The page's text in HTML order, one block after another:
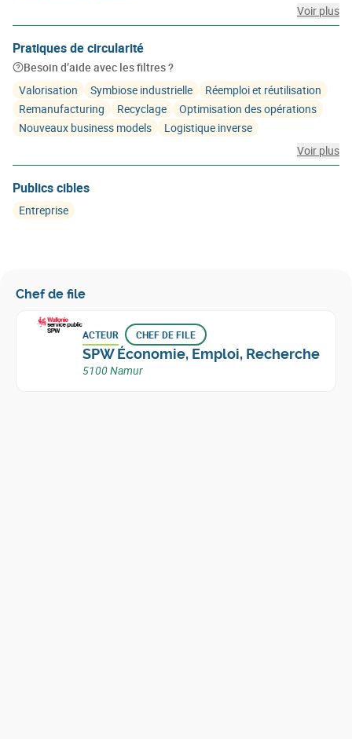
Voir plus
Pratiques de circularité
Besoin d’aide avec les filtres ?
Valorisation
Symbiose industrielle
Réemploi et réutilisation
Remanufacturing
Recyclage
Optimisation des opérations
Nouveaux business models
Logistique inverse
Voir plus
Publics cibles
Entreprise
Chef de file
ACTEUR CHEF DE FILE
SPW Économie, Emploi, Recherche
5100 Namur